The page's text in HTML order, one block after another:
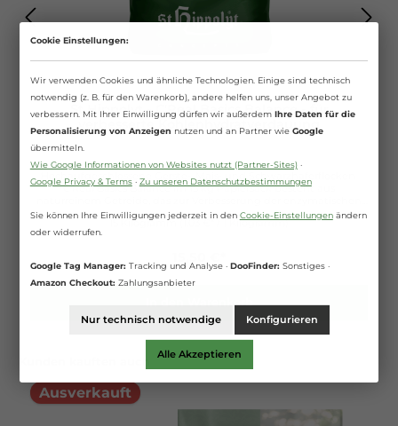
St.Hippolyt - C'Real Basics Balance - für
verbesserte Kohlenhydratverdauung
C'Real Basics Balance im 15 kg Papiersack besteht aus
Kohlehydratverdauung im Dünndarm beiträgt. Getreide als
schwer zugänglich. Stärke ist ein Polysaccharid, dessen Zerlegung
enthält naturreines, hochaufgeschlossenes Getreide. Das Korn
bzw. dessen Stärke wurde hydrothermisch aufgeschlossen, so dass
die Kohlenhydrate hoch verdaubar sind. C'Real Basics Balance,
profitieren vor allem Sportpferde (in Verbindung mit Struktur-
Energetikum) und Zuchtstuten (in Verbindung mit Equilac).
C'Real Basics Balance besteht aus: 60 % Gerste 30 % Maisflocken 10
% Schwarzhafer Getreidemischung für Pferde mit weniger
Ergänzungsfütterung zur üblichen Grundfutterversorgung mit
Raufutter und/oder Weidegras, sowie Mineralfutter und/oder
Kraftmischfutter empfehlen wir ca. 50-500 g je 100 kg
15 Kilogramm (1,03 €* / 1 Kilogramm)
In den Warenkorb
Ausverkauft
Cookie Einstellungen:
Wir verwenden Cookies und ähnliche Technologien. Einige sind technisch
notwendig (z. B. für den Warenkorb), andere helfen uns, unser Angebot zu
verbessern. Mit Ihrer Einwilligung dürfen wir außerdem Ihre Daten für die
Personalisierung von Anzeigen nutzen und an Partner wie Google
übermitteln.
Wie Google Informationen von Websites nutzt (Partner-Sites)·
Google Privacy & Terms· Zu unseren Datenschutzbestimmungen
Sie können Ihre Einwilligungen jederzeit in den Cookie-Einstellungenändern
oder widerrufen.
Google Tag Manager: Tracking und Analyse · DooFinder: Sonstiges ·
Amazon Checkout: Zahlungsanbieter
Nur technisch notwendige Konfigurieren
Alle Akzeptieren